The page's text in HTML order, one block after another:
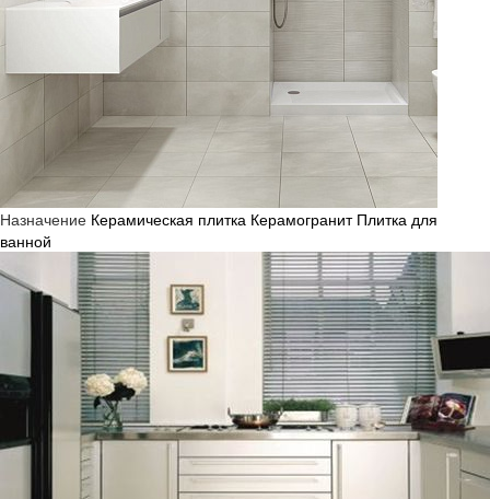
Назначение Керамическая плитка Керамогранит Плитка для
ванной